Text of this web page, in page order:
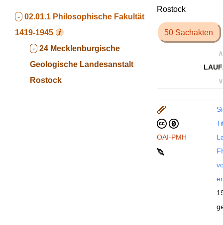
- 02.01.1 Philosophische Fakultät
1419-1945
- 24 Mecklenburgische
Geologische Landesanstalt
Rostock
Rostock
50 Sachakten
∧
∨
OAI-PMH